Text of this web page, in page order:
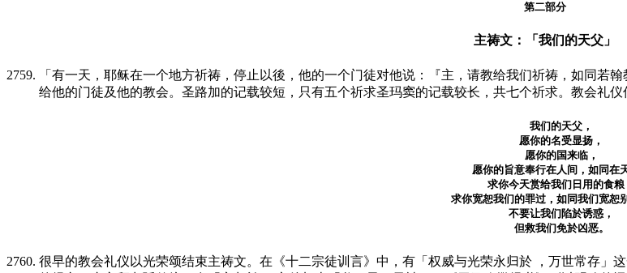
第二部分
主祷文：「我们的天父」
「有一天，耶稣在一个地方祈祷，停止以後，他的一个门徒对他说：『主，请教给我们祈祷，如同若
给他的门徒及他的教会。圣路加的记载较短，只有五个祈求圣玛窦的记载较长，共七个祈求。教会礼仪
我们的天父，
愿你的名受显扬，
愿你的国来临，
愿你的旨意奉行在人间，如同在天
求你今天赏给我们日用的食粮
求你宽恕我们的罪过，如同我们宽恕
不要让我们陷於诱惑，
但救我们免於凶恶。
很早的教会礼仪以光荣颂结束主祷文。在《十二宗徒训言》中，有「权威与光荣永归於 ，万世常存」